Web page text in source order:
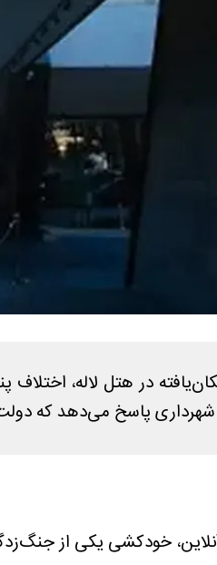
در هتل لاله، اختلاف
پاسخ می‌دهد که
خودکشی یکی از